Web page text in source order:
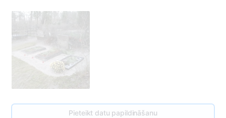
Pieteikt datu papildināšanu